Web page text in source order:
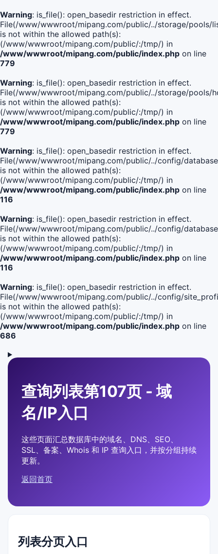
Warning: is_file(): open_basedir restriction in effect.
File(/www/wwwroot/mipang.com/public/../storage/pools/
is not within the allowed path(s):
(/www/wwwroot/mipang.com/public/:/tmp/) in
/www/wwwroot/mipang.com/public/index.php on line
779
Warning: is_file(): open_basedir restriction in effect.
File(/www/wwwroot/mipang.com/public/../storage/pools/
is not within the allowed path(s):
(/www/wwwroot/mipang.com/public/:/tmp/) in
/www/wwwroot/mipang.com/public/index.php on line
779
Warning: is_file(): open_basedir restriction in effect.
File(/www/wwwroot/mipang.com/public/../config/
is not within the allowed path(s):
(/www/wwwroot/mipang.com/public/:/tmp/) in
/www/wwwroot/mipang.com/public/index.php on line
116
Warning: is_file(): open_basedir restriction in effect.
File(/www/wwwroot/mipang.com/public/../config/
is not within the allowed path(s):
(/www/wwwroot/mipang.com/public/:/tmp/) in
/www/wwwroot/mipang.com/public/index.php on line
116
Warning: is_file(): open_basedir restriction in effect.
File(/www/wwwroot/mipang.com/public/../config/
is not within the allowed path(s):
(/www/wwwroot/mipang.com/public/:/tmp/) in
/www/wwwroot/mipang.com/public/index.php on line
686
查询列表第107页 - 域
名/IP入口
这些页面汇总数据库中的域名、DNS、SEO、
SSL、备案、Whois 和 IP 查询入口，并按分组持续
更新。
返回首页
列表分页入口